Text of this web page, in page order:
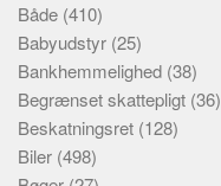
Både (410)
Babyudstyr (25)
Bankhemmelighed (38)
Begrænset skattepligt (36)
Beskatningsret (128)
Biler (498)